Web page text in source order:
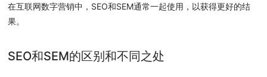
在互联网数字营销中，SEO和SEM通常一起使用，以获得更好的结
果。
SEO和SEM的区别和不同之处